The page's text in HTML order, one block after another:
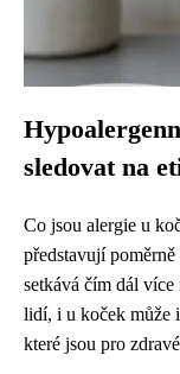
sledovat na
Co jsou alergie u
představují
setkává čím dál
lidí, i u koček může
které jsou pro